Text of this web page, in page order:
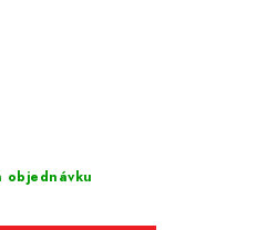
objednávku